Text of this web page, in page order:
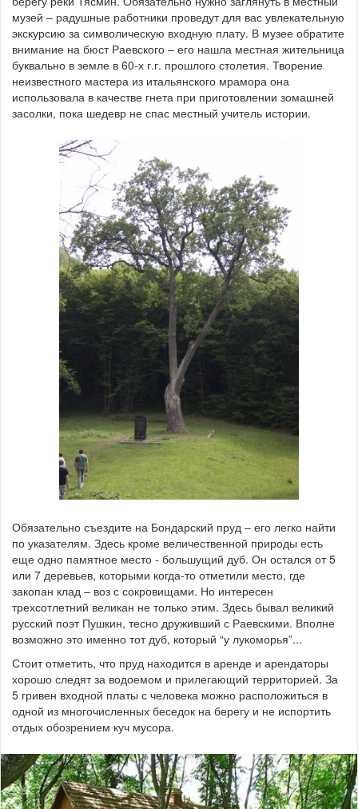
музей – радушные работники проведут для вас увлекательную
экскурсию за символическую входную плату. В музее обратите
внимание на бюст Раевского – его нашла местная жительница
буквально в земле в 60-х г.г. прошлого столетия. Творение
неизвестного мастера из итальянского мрамора она
использовала в качестве гнета при приготовлении зомашней
засолки, пока шедевр не спас местный учитель истории.
Обязательно съездите на Бондарский пруд – его легко найти
по указателям. Здесь кроме величественной природы есть
еще одно памятное место - большущий дуб. Он остался от 5
или 7 деревьев, которыми когда-то отметили место, где
закопан клад – воз с сокровищами. Но интересен
трехсотлетний великан не только этим. Здесь бывал великий
русский поэт Пушкин, тесно друживший с Раевскими. Вполне
возможно это именно тот дуб, который “у лукоморья”...
Стоит отметить, что пруд находится в аренде и арендаторы
хорошо следят за водоемом и прилегающий территорией. За
5 гривен входной платы с человека можно расположиться в
одной из многочисленных беседок на берегу и не испортить
отдых обозрением куч мусора.